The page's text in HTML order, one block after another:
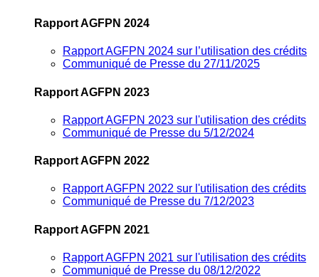
Rapport AGFPN 2024
Rapport AGFPN 2024 sur l’utilisation des crédits
Communiqué de Presse du 27/11/2025
Rapport AGFPN 2023
Rapport AGFPN 2023 sur l'utilisation des crédits
Communiqué de Presse du 5/12/2024
Rapport AGFPN 2022
Rapport AGFPN 2022 sur l'utilisation des crédits
Communiqué de Presse du 7/12/2023
Rapport AGFPN 2021
Rapport AGFPN 2021 sur l'utilisation des crédits
Communiqué de Presse du 08/12/2022